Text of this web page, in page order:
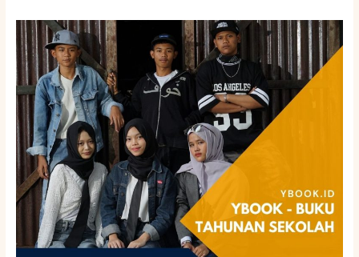
Buku
Tahunan
Sekolah
Kota
Baubau-
Apa
Keunggulan
Menggunakan
Laminasi
Doff
Glossy
untuk